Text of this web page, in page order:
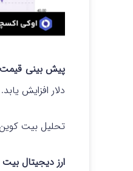
پیش بینی قیمت
دلار افزایش یابد.
تحلیل بیت کوین ۱۹ آبان نشان می دهد که خریداران در تلاش برای حفظ موقعیت خود
ارز دیجیتال